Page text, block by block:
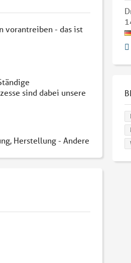
vorantreiben - das ist
sind dabei unsere
Herstellung - Andere